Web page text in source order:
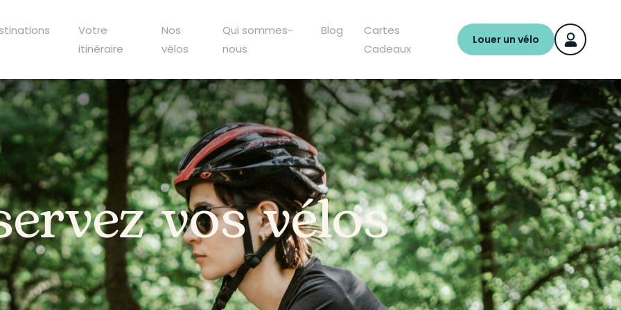
Votre
itinéraire
Nos
vélos
Qui sommes-
nous
Blog
Cartes
Cadeaux
Louer un vélo
vos vélos